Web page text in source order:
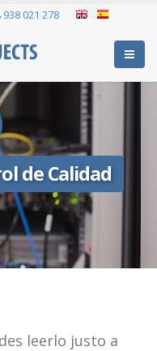
938 021 278
de Calidad
leerlo justo a